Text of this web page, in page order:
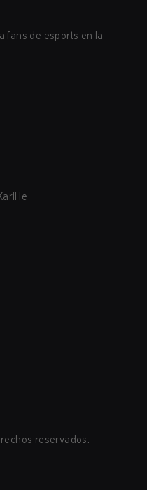
fans de esports en la
reservados.